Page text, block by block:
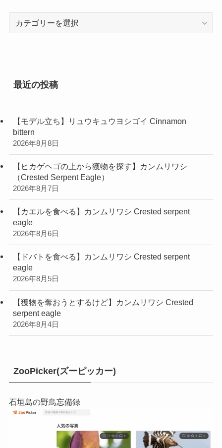
最近の投稿
【モデル立ち】リュウキュウヨシゴイ Cinnamon
bittern
2026年8月8日
【ヒカゲヘゴの上から獲物を探す】カンムリワシ
（Crested Serpent Eagle）
2026年8月7日
【カエルを食べる】カンムリワシ Crested serpent
eagle
2026年8月6日
【ドバトを食べる】カンムリワシ Crested serpent
eagle
2026年8月5日
【獲物を奪おうとするけど】カンムリワシ Crested
serpent eagle
2026年8月4日
ZooPicker(ズーピッカー)
石垣島の野鳥忘備録